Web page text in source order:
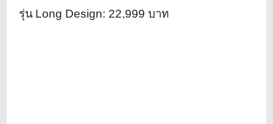
รุ่น Long Design: 22,999บาท